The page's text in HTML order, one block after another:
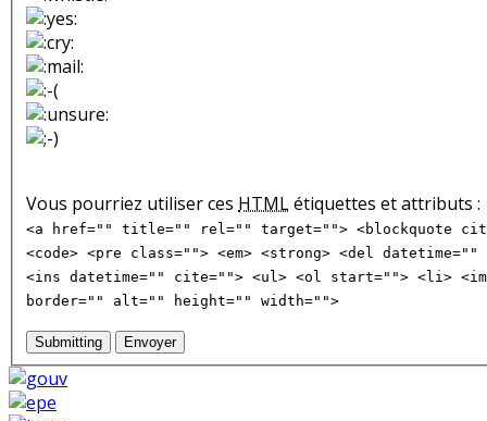
Vous pourriez utiliser ces HTMLétiquettes et attributs :
<a href="" title="" rel="" target=""> <blockquote
<code> <pre class=""> <em> <strong> <del
<ins datetime="" cite=""> <ul> <ol start=""> <li>
border="" alt="" height="" width="">
Submitting Envoyer